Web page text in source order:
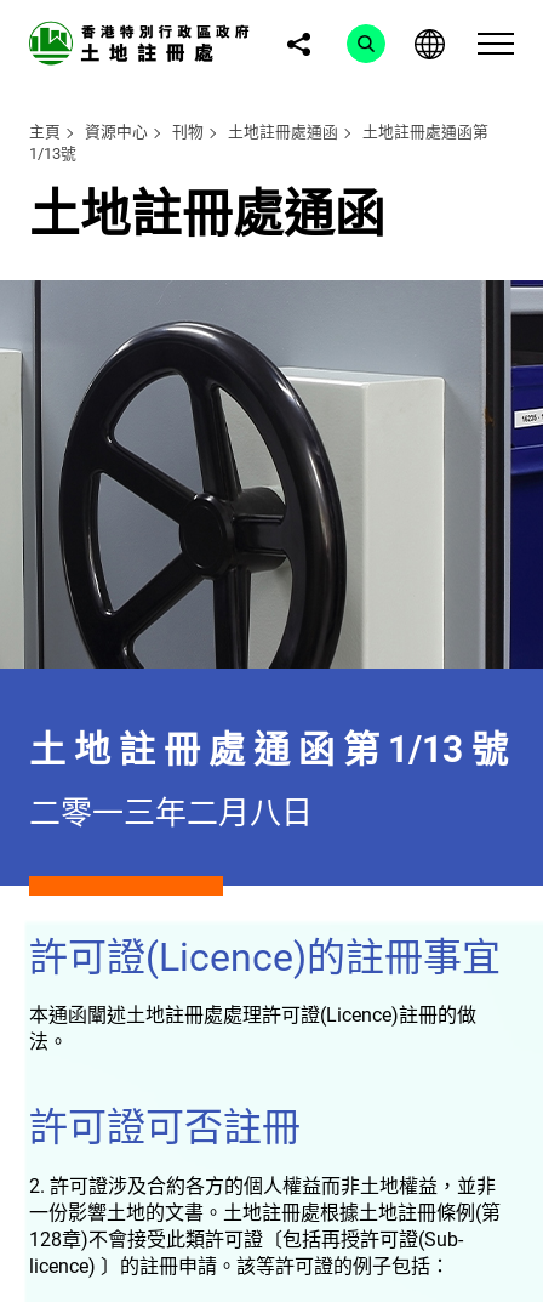
主頁 資源中心 刊物 土地註冊處通函
土地註冊處通函第
1/13號
土地註冊處通函
土 地 註 冊 處 通 函 第 1/13 號
二零一三年二月八日
許可證(Licence)的註冊事宜
本通函闡述土地註冊處處理許可證(Licence)註冊的做
法。
許可證可否註冊
2. 許可證涉及合約各方的個人權益而非土地權益，並非
一份影響土地的文書。土地註冊處根據土地註冊條例(第
128章)不會接受此類許可證〔包括再授許可證(Sub-
licence) 〕的註冊申請。該等許可證的例子包括：